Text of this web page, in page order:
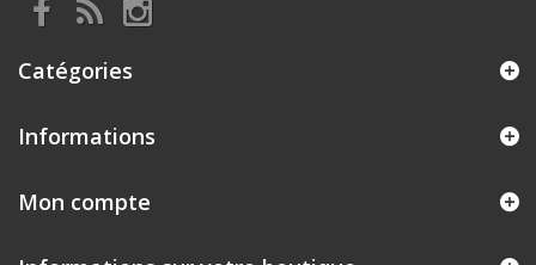
Catégories
Informations
Mon compte